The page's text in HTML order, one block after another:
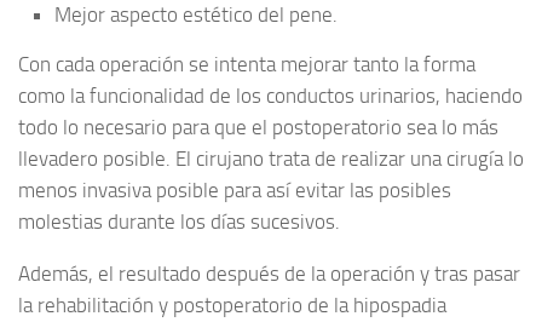
Mejor aspecto estético del pene.
Con cada operación se intenta mejorar tanto la forma
como la funcionalidad de los conductos urinarios, haciendo
todo lo necesario para que el postoperatorio sea lo más
llevadero posible. El cirujano trata de realizar una cirugía lo
menos invasiva posible para así evitar las posibles
molestias durante los días sucesivos.
Además, el resultado después de la operación y tras pasar
la rehabilitación y postoperatorio de la hipospadia